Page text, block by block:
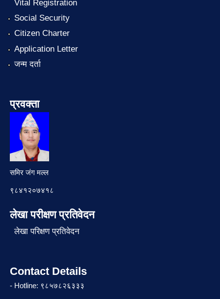
Vital Registration
Social Security
Citizen Charter
Application Letter
जन्म दर्ता
प्रवक्ता
समिर जंग मल्ल
९८४१२०७४१८
लेखा परीक्षण प्रतिवेदन
लेखा परिक्षण प्रतिवेदन
Contact Details
- Hotline: ९८५७८२६३३३